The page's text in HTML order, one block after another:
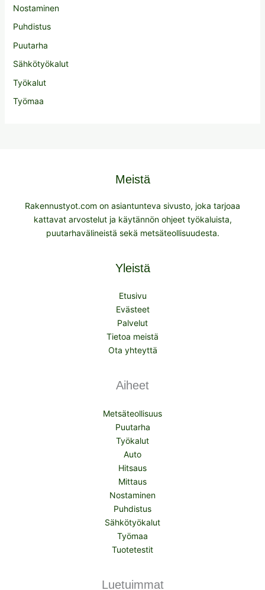
Nostaminen
Puhdistus
Puutarha
Sähkötyökalut
Työkalut
Työmaa
Meistä
Rakennustyot.com on asiantunteva sivusto, joka tarjoaa
kattavat arvostelut ja käytännön ohjeet työkaluista,
puutarhavälineistä sekä metsäteollisuudesta.
Yleistä
Etusivu
Evästeet
Palvelut
Tietoa meistä
Ota yhteyttä
Aiheet
Metsäteollisuus
Puutarha
Työkalut
Auto
Hitsaus
Mittaus
Nostaminen
Puhdistus
Sähkötyökalut
Työmaa
Tuotetestit
Luetuimmat